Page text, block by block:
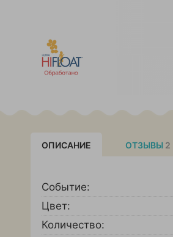
ОПИСАНИЕ ОТЗЫВЫ 2
Событие:
Цвет:
Количество: